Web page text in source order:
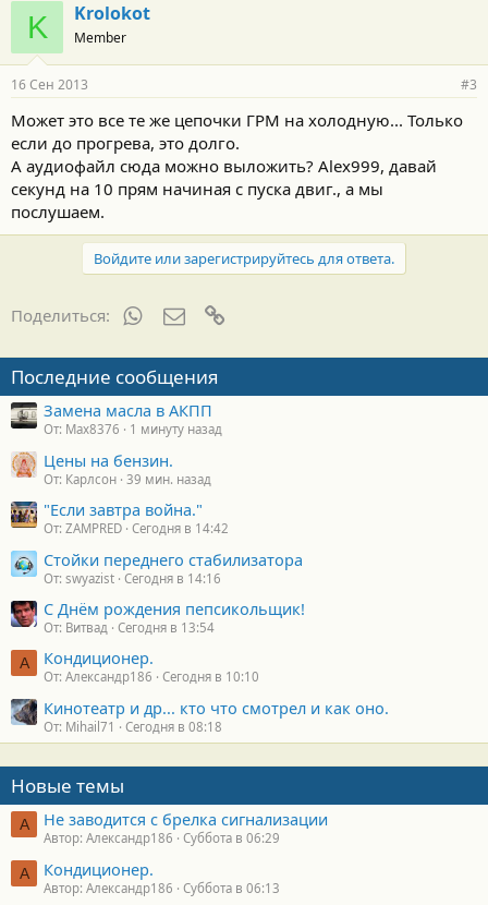
K Krolokot
Member
16 Сен 2013 #3
Может это все те же цепочки ГРМ на холодную... Только
если до прогрева, это долго.
А аудиофайл сюда можно выложить? Alex999, давай
секунд на 10 прям начиная с пуска двиг., а мы
послушаем.
Войдите или зарегистрируйтесь для ответа.
Поделиться: WhatsAppЭлектронная почта
Последние сообщения
Замена масла в АКПП
От: Max8376 1 минуту назад
Цены на бензин.
От: Карлсон 39 мин. назад
"Если завтра война."
От: ZAMPRED Сегодня в 14:42
Стойки переднего стабилизатора
От: swyazist Сегодня в 14:16
С Днём рождения пепсикольщик!
От: Витвад Сегодня в 13:54
А Кондиционер.
От: Александр186 Сегодня в 10:10
Кинотеатр и др... кто что смотрел и как оно.
От: Mihail71 Сегодня в 08:18
Новые темы
А Не заводится с брелка сигнализации
Автор: Александр186 Суббота в 06:29
А Кондиционер.
Автор: Александр186 Суббота в 06:13